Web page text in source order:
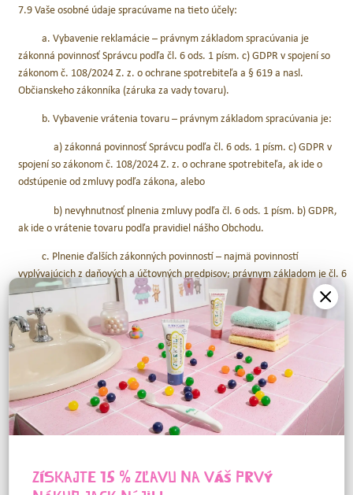
7.9 Vaše osobné údaje spracúvame na tieto účely:
a. Vybavenie reklamácie – právnym základom spracúvania je
zákonná povinnosť Správcu podľa čl. 6 ods. 1 písm. c) GDPR v spojení so
zákonom č. 108/2024 Z. z. o ochrane spotrebiteľa a § 619 a nasl.
Občianskeho zákonníka (záruka za vady tovaru).
b. Vybavenie vrátenia tovaru – právnym základom spracúvania je:
a) zákonná povinnosť Správcu podľa čl. 6 ods. 1 písm. c) GDPR v
spojení so zákonom č. 108/2024 Z. z. o ochrane spotrebiteľa, ak ide o
odstúpenie od zmluvy podľa zákona, alebo
b) nevyhnutnosť plnenia zmluvy podľa čl. 6 ods. 1 písm. b) GDPR,
ak ide o vrátenie tovaru podľa pravidiel nášho Obchodu.
c. Plnenie ďalších zákonných povinností – najmä povinností
vyplývajúcich z daňových a účtovných predpisov; právnym základom je čl. 6
ods. 1 písm. c) GDPR v spojení so zákonom č. 431/2002 Z. z. o účtovníctve
a zákonom č. 222/2004 Z. z. o dani z pridanej hodnoty.
d. Analytické a štatistické účely – právnym základom je oprávnený
záujem Správcu podľa čl. 6 ods. 1 písm. f) GDPR, spočívajúci vo
vyhodnocovaní činností zákazníkov a zlepšovaní ponúkaných služieb.
e. Preukazovanie, uplatňovanie alebo obhajovanie právnych nárokov
– právnym základom je oprávnený záujem Správcu podľa čl. 6 ods. 1 písm.
f) GDPR, spočívajúci v ochrane práv a podnikateľských záujmov Správ
KONTAKTNÝ FORMULÁR
ZÍSKAJTE 15 % ZĽAVU NA VÁŠ PRVÝ